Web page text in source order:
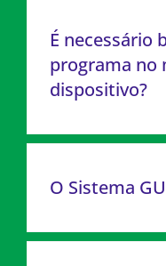
É necessário
programa no
dispositivo?
O Sistema